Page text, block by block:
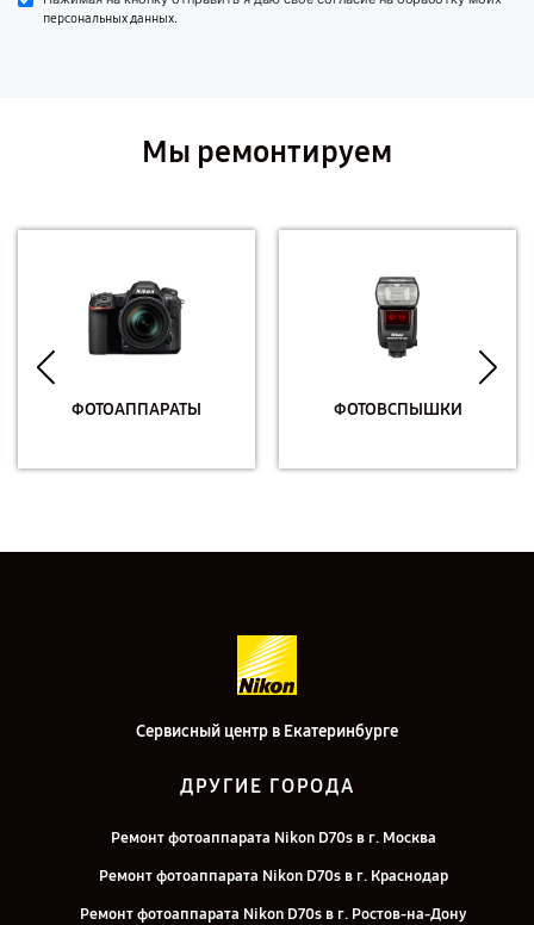
персональных данных.
Мы ремонтируем
ФОТОАППАРАТЫ ФОТОВСПЫШКИ
Сервисный центр в Екатеринбурге
ДРУГИЕ ГОРОДА
Ремонт фотоаппарата Nikon D70s в г. Москва
Ремонт фотоаппарата Nikon D70s в г. Краснодар
Ремонт фотоаппарата Nikon D70s в г. Ростов-на-Дону